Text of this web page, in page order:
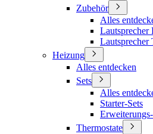
Zubehör
Alles
Lautsprecher
Lautsprecher
Heizung
Alles entdecken
Sets
Alles
Starter-Sets
Thermostate